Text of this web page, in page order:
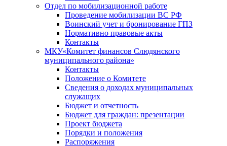
Отдел по мобилизационной работе
Проведение мобилизации ВС РФ
Воинский учет и бронирование ГПЗ
Нормативно правовые акты
Контакты
МКУ«Комитет финансов Слюдянского
муниципального района»
Контакты
Положение о Комитете
Сведения о доходах муниципальных
служащих
Бюджет и отчетность
Бюджет для граждан: презентации
Проект бюджета
Порядки и положения
Распоряжения